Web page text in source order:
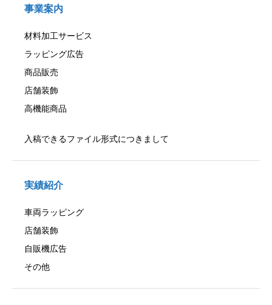
事業案内
材料加工サービス
ラッピング広告
商品販売
店舗装飾
高機能商品
入稿できるファイル形式につきまして
実績紹介
車両ラッピング
店舗装飾
自販機広告
その他